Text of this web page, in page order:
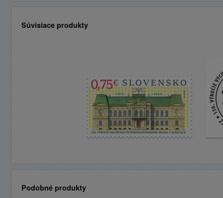
Súvisiace produkty
Podobné produkty